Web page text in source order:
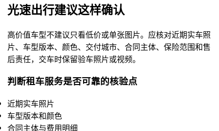
光速出行建议这样确认
高价值车型不建议只看低价或单张图片。应核对近期实车照
片、车型版本、颜色、交付城市、合同主体、保险范围和售
后责任，交车时保留验车照片或视频。
判断租车服务是否可靠的核验点
近期实车照片
车型版本和颜色
合同主体与费用明细